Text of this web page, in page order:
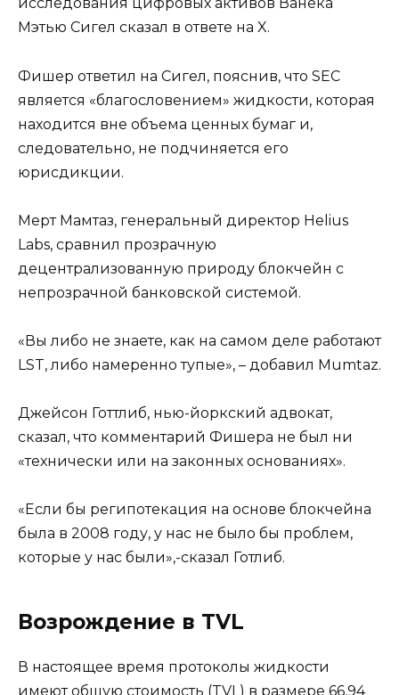
исследования цифровых активов Ванека
Мэтью Сигел сказал в ответе на X.
Фишер ответил на Сигел, пояснив, что SEC
является «благословением» жидкости, которая
находится вне объема ценных бумаг и,
следовательно, не подчиняется его
юрисдикции.
Мерт Мамтаз, генеральный директор Helius
Labs, сравнил прозрачную
децентрализованную природу блокчейн с
непрозрачной банковской системой.
«Вы либо не знаете, как на самом деле работают
LST, либо намеренно тупые», – добавил Mumtaz.
Джейсон Готтлиб, нью-йоркский адвокат,
сказал, что комментарий Фишера не был ни
«технически или на законных основаниях».
«Если бы регипотекация на основе блокчейна
была в 2008 году, у нас не было бы проблем,
которые у нас были»,-сказал Готлиб.
Возрождение в TVL
В настоящее время протоколы жидкости
имеют общую стоимость (TVL) в размере 66,94